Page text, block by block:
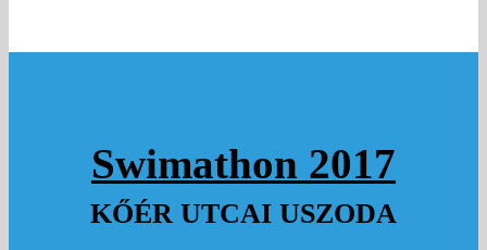
Ügyesen! :)
HALASZ BALINT 1000 Ft
Swimathon 2017
KŐÉR UTCAI USZODA